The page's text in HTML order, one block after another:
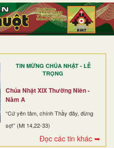
TIN MỪNG CHÚA NHẬT - LỄ
TRỌNG
Chúa Nhật XIX Thường Niên -
Năm A
“Cứ yên tâm, chính Thầy đây, đừng
sợ!” (Mt 14,22-33)
Đọc các tin khác ➥